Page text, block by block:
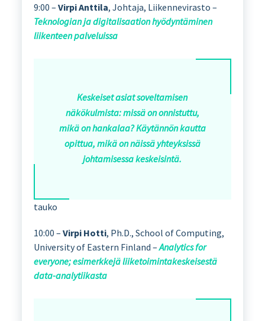
9:00 – Virpi Anttila, Johtaja, Liikennevirasto –
Teknologian ja digitalisaation hyödyntäminen
liikenteen palveluissa
Keskeiset asiat soveltamisen
näkökulmista: missä on onnistuttu,
mikä on hankalaa? Käytännön kautta
opittua, mikä on näissä yhteyksissä
johtamisessa keskeisintä.
tauko
10:00 – Virpi Hotti, Ph.D., School of Computing,
University of Eastern Finland –Analytics for
everyone; esimerkkejä liiketoimintakeskeisestä
data-analytiikasta